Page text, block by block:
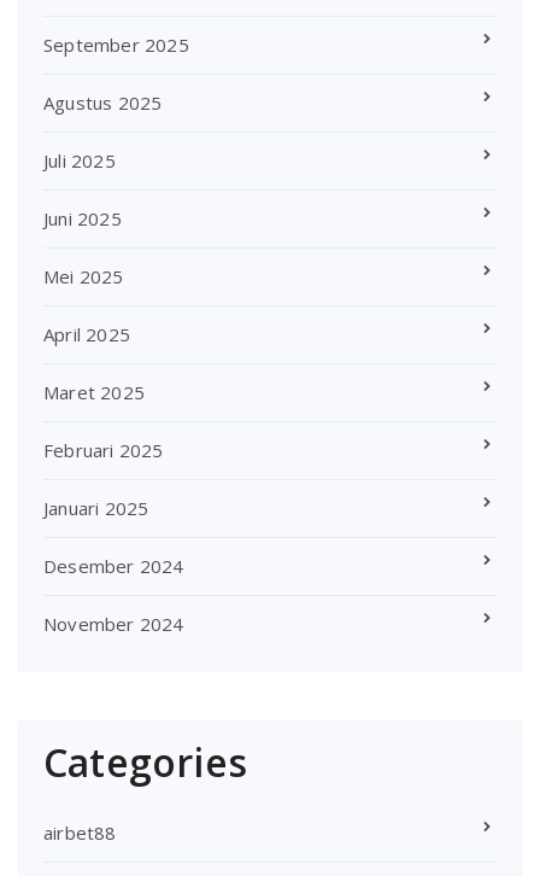
September 2025
Agustus 2025
Juli 2025
Juni 2025
Mei 2025
April 2025
Maret 2025
Februari 2025
Januari 2025
Desember 2024
November 2024
Categories
airbet88